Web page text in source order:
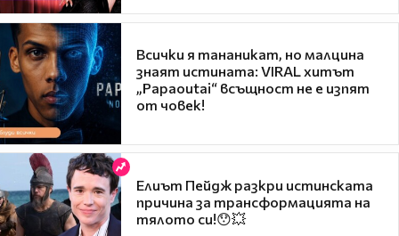
Всички я тананикат, но малцина
знаят истината: VIRAL хитът
„Papaoutai“ всъщност не е изпят
от човек!
Елиът Пейдж разкри истинската
причина за трансформацията на
тялото си!😯💥